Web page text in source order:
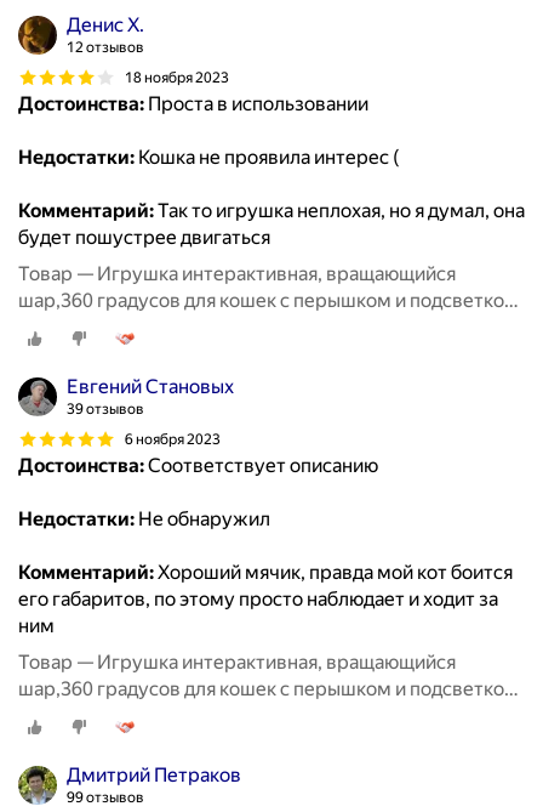
Денис Х.
12 отзывов
18 ноября 2023
Достоинства: Проста в использовании
Недостатки: Кошка не проявила интерес (
Комментарий:Так то игрушка неплохая, но я думал, она
будет пошустрее двигаться
Товар — Игрушка интерактивная, вращающийся
шар,360 градусов для кошек с перышком и подсветкой,
8,5 см, фиолетовый
Евгений Становых
39 отзывов
6 ноября 2023
Достоинства:Соответствует описанию
Недостатки: Не обнаружил
Комментарий:Хороший мячик, правда мой кот боится
его габаритов, по этому просто наблюдает и ходит за
ним
Товар — Игрушка интерактивная, вращающийся
шар,360 градусов для кошек с перышком и подсветкой,
8,5 см, фиолетовый
Дмитрий Петраков
99 отзывов